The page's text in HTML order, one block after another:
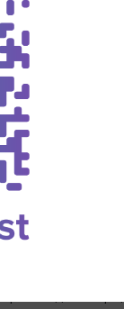
компания»,
«Ротан»,
развития